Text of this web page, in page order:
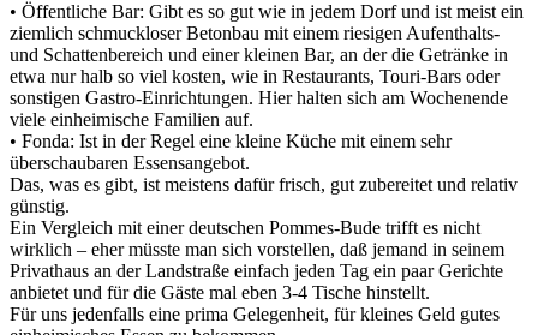
• Öffentliche Bar: Gibt es so gut wie in jedem Dorf und ist meist ein
ziemlich schmuckloser Betonbau mit einem riesigen Aufenthalts-
und Schattenbereich und einer kleinen Bar, an der die Getränke in
etwa nur halb so viel kosten, wie in Restaurants, Touri-Bars oder
sonstigen Gastro-Einrichtungen. Hier halten sich am Wochenende
viele einheimische Familien auf.
• Fonda: Ist in der Regel eine kleine Küche mit einem sehr
überschaubaren Essensangebot.
Das, was es gibt, ist meistens dafür frisch, gut zubereitet und relativ
günstig.
Ein Vergleich mit einer deutschen Pommes-Bude trifft es nicht
wirklich – eher müsste man sich vorstellen, daß jemand in seinem
Privathaus an der Landstraße einfach jeden Tag ein paar Gerichte
anbietet und für die Gäste mal eben 3-4 Tische hinstellt.
Für uns jedenfalls eine prima Gelegenheit, für kleines Geld gutes